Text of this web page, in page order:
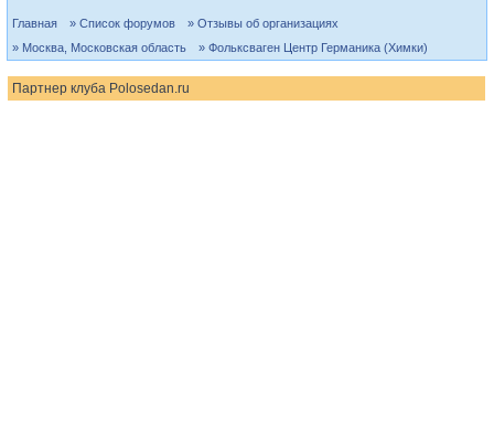
Главная » Список форумов
» Отзывы об организациях
» Москва, Московская область
» Фольксваген Центр Германика (Химки)
Партнер клуба Polosedan.ru